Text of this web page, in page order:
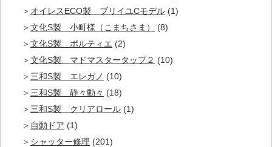
オイレスECO製 ブリイユCモデル (1)
文化S製 小町様（こまちさま）
(8)
文化S製 ポルティエ (2)
文化S製 マドマスタータップ２ (10)
三和S製 エレガノ (10)
三和S製 静々動々 (18)
三和S製 クリアロール (1)
自動ドア (1)
シャッター修理 (201)